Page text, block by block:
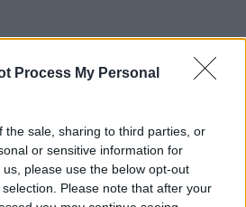
Process My Personal
the sale, sharing to third parties, or
or sensitive information for
please use the below opt-out
Please note that after your
de cent cinquanta voluntaris ebrencs
part en el vint-i-quatrè MIC
amb èxit la 18a edició de
Terres de l’Ebre Tournament